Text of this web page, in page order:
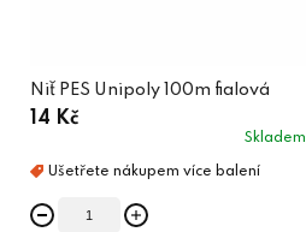
Niť PES Unipoly 100m fialová
14 Kč
Skladem